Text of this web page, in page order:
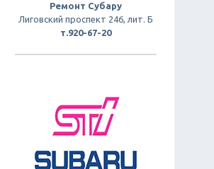
Ремонт Субару
Лиговский проспект 246, лит. Б
т.920-67-20